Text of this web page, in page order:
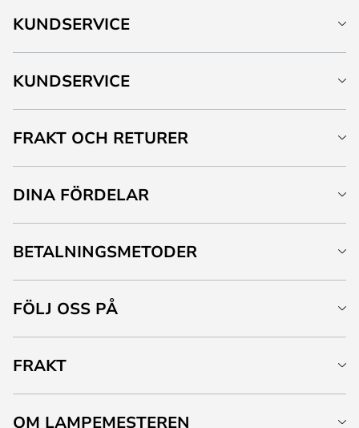
KUNDSERVICE
KUNDSERVICE
FRAKT OCH RETURER
DINA FÖRDELAR
BETALNINGSMETODER
FÖLJ OSS PÅ
FRAKT
OM LAMPEMESTEREN